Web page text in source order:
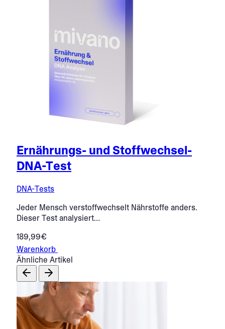
Ernährungs- und Stoffwechsel-
DNA-Test
DNA-Tests
Jeder Mensch verstoffwechselt Nährstoffe anders.
Dieser Test analysiert…
189,99€
Warenkorb
Ähnliche Artikel